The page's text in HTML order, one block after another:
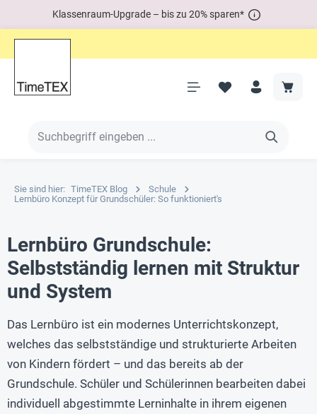
Klassenraum-Upgrade – bis zu 20% sparen*
Sie sind hier: TimeTEX Blog
Schule
Lernbüro Konzept für Grundschüler: So funktioniert's
Lernbüro Grundschule:
Selbstständig lernen mit Struktur
und System
Das Lernbüro ist ein modernes Unterrichtskonzept,
welches das selbstständige und strukturierte Arbeiten
von Kindern fördert – und das bereits ab der
Grundschule. Schüler und Schülerinnen bearbeiten dabei
individuell abgestimmte Lerninhalte in ihrem eigenen